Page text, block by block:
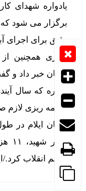
یادواره شهدای
برگزار می شود که
دقیق برای اجرای
نوذری همچنین
استان خبر داد و
کنگره که سال
برنامه ریزی لازم
استان ایلام در
تقدیم انقلاب کرد./